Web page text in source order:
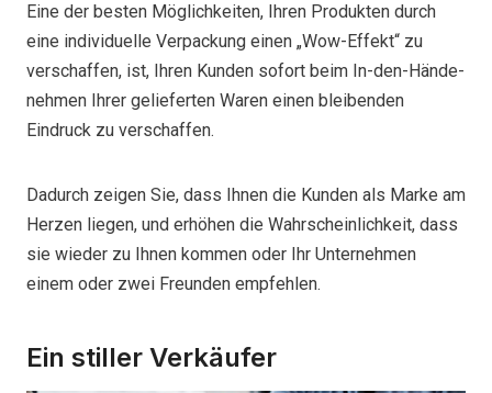
Eine der besten Möglichkeiten, Ihren Produkten durch
eine individuelle Verpackung einen „Wow-Effekt“ zu
verschaffen, ist, Ihren Kunden sofort beim In-den-Hände-
nehmen Ihrer gelieferten Waren einen bleibenden
Eindruck zu verschaffen.
Dadurch zeigen Sie, dass Ihnen die Kunden als Marke am
Herzen liegen, und erhöhen die Wahrscheinlichkeit, dass
sie wieder zu Ihnen kommen oder Ihr Unternehmen
einem oder zwei Freunden empfehlen.
Ein stiller Verkäufer